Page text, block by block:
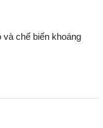
chế biến khoáng